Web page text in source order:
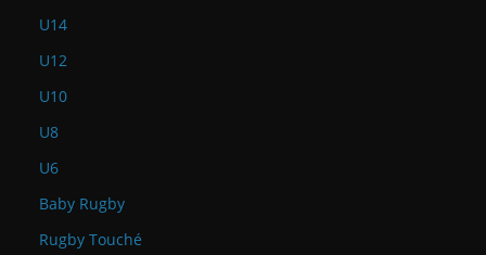
U14
U12
U10
U8
U6
Baby Rugby
Rugby Touché